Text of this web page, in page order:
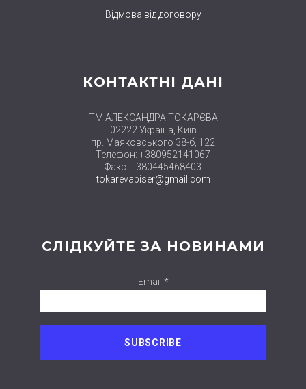
Відмова від договору
КОНТАКТНІ ДАНІ
ТМ АЛЕКСАНДРА ТОКАРЄВА
02222 Україна, Київ
пр. Маяковського 38-б, 122
Телефон: +380952141067
Факс: +380445468403
tokarevabiser@gmail.com
СЛІДКУЙТЕ ЗА НОВИНАМИ
Email *